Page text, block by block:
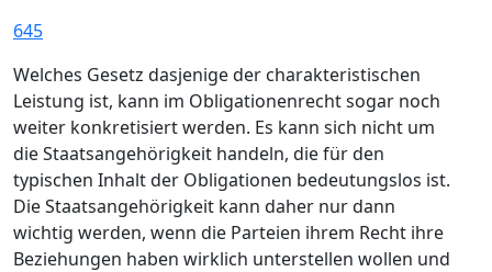
645
Welches Gesetz dasjenige der charakteristischen
Leistung ist, kann im Obligationenrecht sogar noch
weiter konkretisiert werden. Es kann sich nicht um
die Staatsangehörigkeit handeln, die für den
typischen Inhalt der Obligationen bedeutungslos ist.
Die Staatsangehörigkeit kann daher nur dann
wichtig werden, wenn die Parteien ihrem Recht ihre
Beziehungen haben wirklich unterstellen wollen und